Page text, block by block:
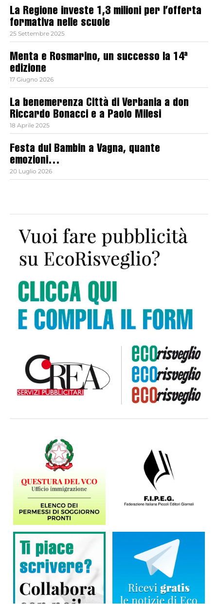
La Regione investe 1,3 milioni per l’offerta
formativa nelle scuole
25 Settembre 2025
Menta e Rosmarino, un successo la 14ª
edizione
17 Giugno 2026
La benemerenza Città di Verbania a don
Riccardo Bonacci e a Paolo Milesi
18 Aprile 2025
Festa dul Bambin a Vagna, quante
emozioni…
20 Luglio 2026